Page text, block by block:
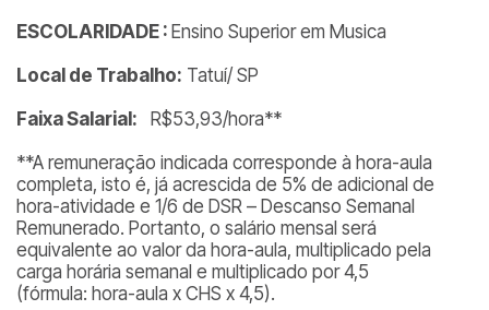
ESCOLARIDADE : Ensino Superior em Musica
Local de Trabalho: Tatuí/ SP
Faixa Salarial: R$53,93/hora**
**A remuneração indicada corresponde à hora-aula
completa, isto é, já acrescida de 5% de adicional de
hora-atividade e 1/6 de DSR – Descanso Semanal
Remunerado. Portanto, o salário mensal será
equivalente ao valor da hora-aula, multiplicado pela
carga horária semanal e multiplicado por 4,5
(fórmula: hora-aula x CHS x 4,5).